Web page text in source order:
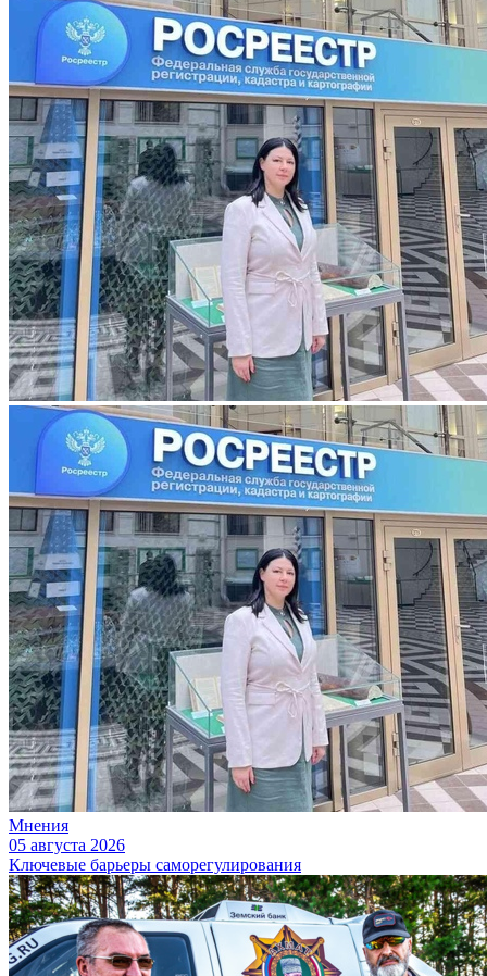
Мнения
05 августа 2026
Ключевые барьеры саморегулирования